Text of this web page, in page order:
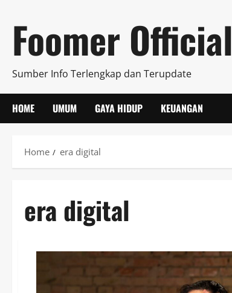
content
Foomer Official
Sumber Info Terlengkap dan Terupdate
HOME UMUM GAYA HIDUP KEUANGAN
Home era digital
era digital